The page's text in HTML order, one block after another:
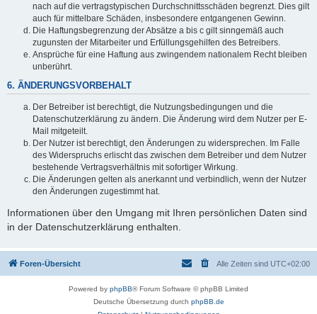
nach auf die vertragstypischen Durchschnittsschäden begrenzt. Dies gilt
auch für mittelbare Schäden, insbesondere entgangenen Gewinn.
Die Haftungsbegrenzung der Absätze a bis c gilt sinngemäß auch
zugunsten der Mitarbeiter und Erfüllungsgehilfen des Betreibers.
Ansprüche für eine Haftung aus zwingendem nationalem Recht bleiben
unberührt.
6. ÄNDERUNGSVORBEHALT
Der Betreiber ist berechtigt, die Nutzungsbedingungen und die
Datenschutzerklärung zu ändern. Die Änderung wird dem Nutzer per E-
Mail mitgeteilt.
Der Nutzer ist berechtigt, den Änderungen zu widersprechen. Im Falle
des Widerspruchs erlischt das zwischen dem Betreiber und dem Nutzer
bestehende Vertragsverhältnis mit sofortiger Wirkung.
Die Änderungen gelten als anerkannt und verbindlich, wenn der Nutzer
den Änderungen zugestimmt hat.
Informationen über den Umgang mit Ihren persönlichen Daten sind
in der Datenschutzerklärung enthalten.
Foren-Übersicht Alle Zeiten sind UTC+02:00
Powered by phpBB® Forum Software © phpBB Limited
Deutsche Übersetzung durch phpBB.de